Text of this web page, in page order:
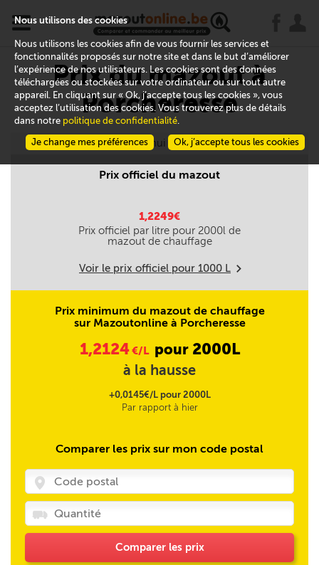
x
Prix du mazout à
Porcheresse
Aujourd'hui le 07/08
Prix officiel du mazout
1,2249€
Prix officiel par litre pour 2000l de
mazout de chauffage
Voir le prix officiel pour 1000 L m
Prix minimum du mazout de chauffage
sur Mazoutonline à Porcheresse
1,2124€/L pour 2000L
à la hausse
+0,0145€/L pour 2000L
Par rapport à hier
Comparer les prix sur mon code postal
Comparer les prix
Nous utilisons des cookies
Nous utilisons les cookies afin de vous fournir les services et
fonctionnalités proposés sur notre site et dans le but d’améliorer
l’expérience de nos utilisateurs. Les cookies sont des données
téléchargées ou stockées sur votre ordinateur ou sur tout autre
appareil. En cliquant sur « Ok, j’accepte tous les cookies », vous
acceptez l’utilisation des cookies. Vous trouverez plus de détails
dans notre politique de confidentialité.
Ok, j’accepte tous les cookies
Je change mes préférences